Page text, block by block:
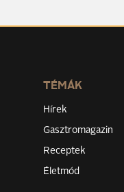
TÉMÁK
Hírek
Gasztromagazin
Receptek
Életmód